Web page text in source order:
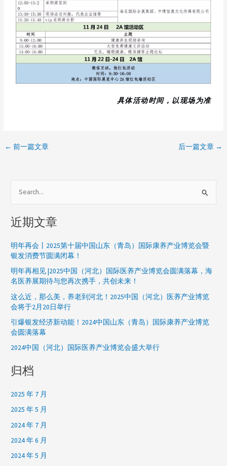
具体活动时间，以现场为准
← 前一篇文章 后一篇文章 →
：
近期文章
明年再会丨2025第十届中国山东（青岛）国际康养产业博览会暨
银发消费节圆满闭幕！
明年再相见 |2025中国（河北）国际医养产业博览会圆满落幕，海
名医养展期待与您再次携手，共创未来！
这么近，那么美，养老到河北！2025中国（河北）医养产业博览
会将于2月20日举行
引爆银发经济新动能！2024中国山东（青岛）国际康养产业博览
会圆满落幕
2024中国（河北）国际医养产业博览会盛大举行
归档
2025 年 7 月
2025 年 5 月
2024 年 7 月
2024 年 6 月
2024 年 5 月